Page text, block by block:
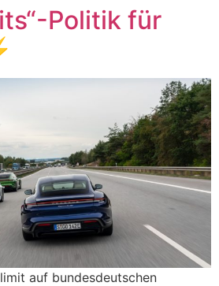
Politik für
auf bundesdeutschen